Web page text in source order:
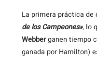
La primera práctica
de los Campeones», lo
Webberganen tiempo
ganada por Hamilton)